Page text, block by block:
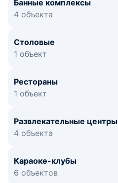
Банные комплексы
4 объекта
Столовые
1 объект
Рестораны
1 объект
Развлекательные центры
4 объекта
Караоке-клубы
6 объектов